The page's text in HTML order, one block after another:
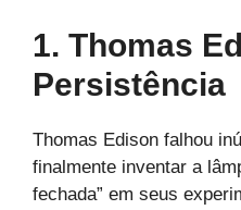
1. Thomas
Persistência
Thomas Edison falhou
finalmente inventar a
fechada” em seus